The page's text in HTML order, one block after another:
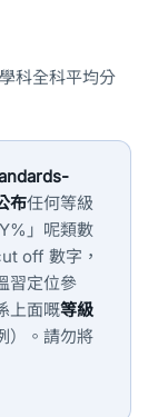
科全科平均分
布任何等級
」呢類數
off 數字，
習定位參
上面嘅等級
）。請勿將